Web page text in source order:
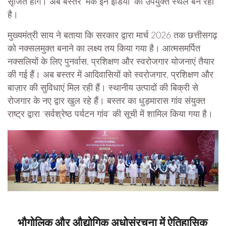
सृजित होंगे। अब बस्तर ‘मेक इन इंडिया’ का उपयुक्त स्थल बन रहा
है।
मुख्यमंत्री साय ने बताया कि सरकार द्वारा मार्च 2026 तक छत्तीसगढ़
को नक्सलमुक्त बनाने का लक्ष्य तय किया गया है। आत्मसमर्पित
नक्सलियों के लिए पुनर्वास, प्रशिक्षण और स्वरोजगार योजनाएं तैयार
की गई हैं। अब बस्तर में आदिवासियों को स्वरोजगार, प्रशिक्षण और
बाज़ार की सुविधाएं मिल रही हैं। स्थानीय उत्पादों की बिक्री से
रोजगार के नए द्वार खुल रहे हैं। बस्तर का धुड़मारास गांव संयुक्त
राष्ट्र द्वारा ‘सर्वश्रेष्ठ पर्यटन गांव’ की सूची में शामिल किया गया है।
भौगोलिक और औद्योगिक अधोसंरचना में ऐतिहासिक